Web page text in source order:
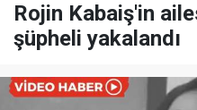
Rojin Kabaiş'in
şüpheli yakalandı